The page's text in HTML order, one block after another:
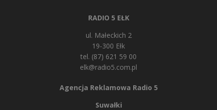
RADIO 5 EŁK
ul. Małeckich 2
19-300 Ełk
tel. (87) 621 59 00
elk@radio5.com.pl
Agencja Reklamowa Radio 5
Suwałki